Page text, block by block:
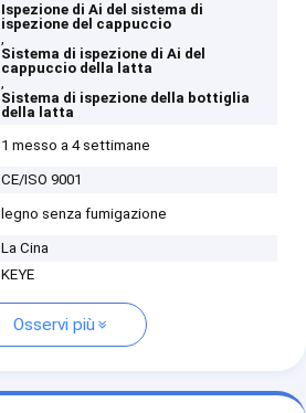
Ispezione di Ai del sistema di
ispezione del cappuccio
,
Sistema di ispezione di Ai del
cappuccio della latta
,
Sistema di ispezione della bottiglia
della latta
1 messo a 4 settimane
CE/ISO 9001
legno senza fumigazione
La Cina
KEYE
Osservi più